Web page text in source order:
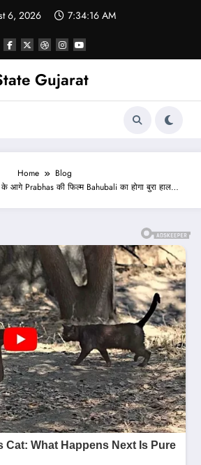
6, 2026 7:34:18 AM
Gujarat
Home
Blog
आगे Prabhas की फिल्म Bahubali का होगा बुरा हाल…